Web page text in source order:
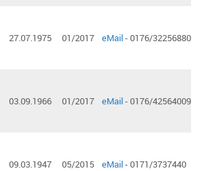
27.07.1975 01/2017 eMail- 0176/32256880
03.09.1966 01/2017 eMail- 0176/42564009
09.03.1947 05/2015 eMail- 0171/3737440